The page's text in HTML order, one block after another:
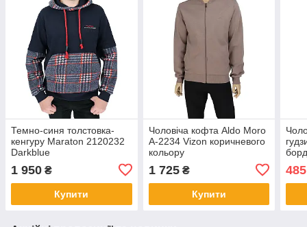
Темно-синя толстовка-
кенгуру Maraton 2120232
Darkblue
1 950 ₴
Купити
Чоловіча кофта Aldo Moro
A-2234 Vizon коричневого
кольору
1 725₴
Купити
485